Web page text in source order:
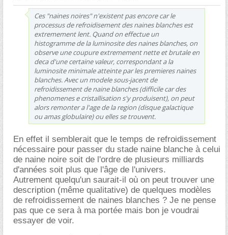
Ces "naines noires" n'existent pas encore car le
processus de refroidisement des naines blanches est
extremement lent. Quand on effectue un
histogramme de la luminosite des naines blanches, on
observe une coupure extremement nette et brutale en
deca d'une certaine valeur, correspondant a la
luminosite minimale atteinte par les premieres naines
blanches. Avec un modele sous-jacent de
refroidissement de naine blanches (difficile car des
phenomenes e cristallisation s'y produisent), on peut
alors remonter a l'age de la region (disque galactique
ou amas globulaire) ou elles se trouvent.
En effet il semblerait que le temps de refroidissement
nécessaire pour passer du stade naine blanche à celui
de naine noire soit de l'ordre de plusieurs milliards
d'années soit plus que l'âge de l'univers.
Autrement quelqu'un saurait-il où on peut trouver une
description (même qualitative) de quelques modèles
de refroidissement de naines blanches ? Je ne pense
pas que ce sera à ma portée mais bon je voudrai
essayer de voir.